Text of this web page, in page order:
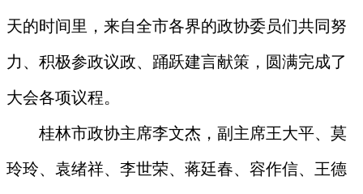
天的时间里，来自全市各界的政协委员们共同努
力、积极参政议政、踊跃建言献策，圆满完成了
大会各项议程。
桂林市政协主席李文杰，副主席王大平、莫
玲玲、袁绪祥、李世荣、蒋廷春、容作信、王德